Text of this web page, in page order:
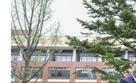
钟！ 谢